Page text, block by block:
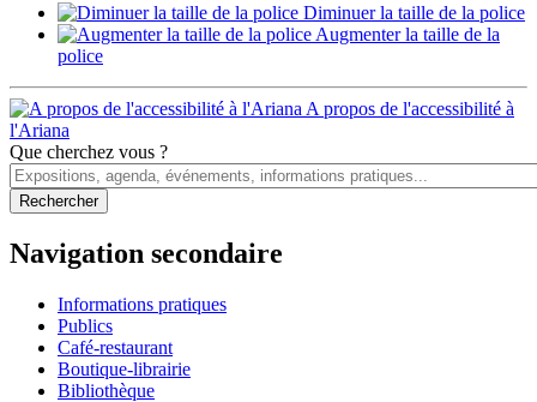
Diminuer la taille de la police
Augmenter la taille de la
police
A propos de l'accessibilité à
l'Ariana
Que cherchez vous ?
Navigation secondaire
Informations pratiques
Publics
Café-restaurant
Boutique-librairie
Bibliothèque